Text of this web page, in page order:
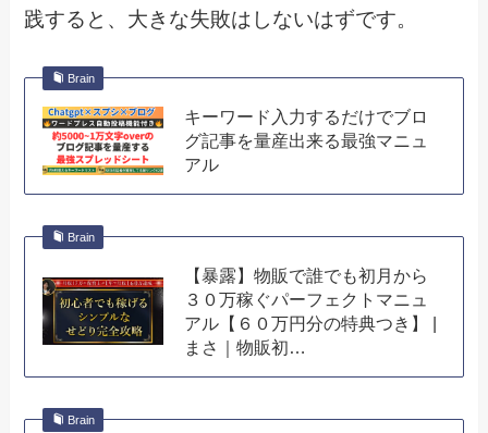
践すると、大きな失敗はしないはずです。
Brain
キーワード入力するだけでブロ
グ記事を量産出来る最強マニュ
アル
Brain
【暴露】物販で誰でも初月から
３０万稼ぐパーフェクトマニュ
アル【６０万円分の特典つき】 |
まさ｜物販初…
Brain